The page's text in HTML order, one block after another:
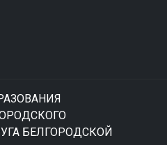
БЕЛГОРОДСКОЙ